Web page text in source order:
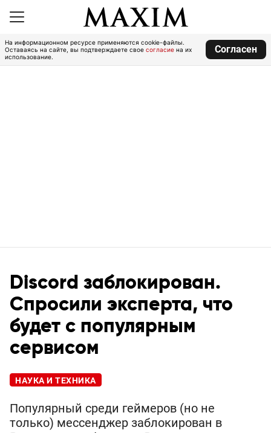
На информационном ресурсе применяются cookie-файлы.
Оставаясь на сайте, вы подтверждаете свое согласие на их
использование.
Согласен
Discord заблокирован.
Спросили эксперта, что
будет с популярным
сервисом
НАУКА И ТЕХНИКА
Популярный среди геймеров (но не
только) мессенджер заблокирован в